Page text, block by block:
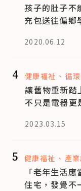
孩子的肚子不
充包送往偏鄉
2020.06.12
4 健康福祉 循
讓舊物重新
不只是電器更
2023.03.15
5 健康福祉 產
「老年生活
住宅，發覺不